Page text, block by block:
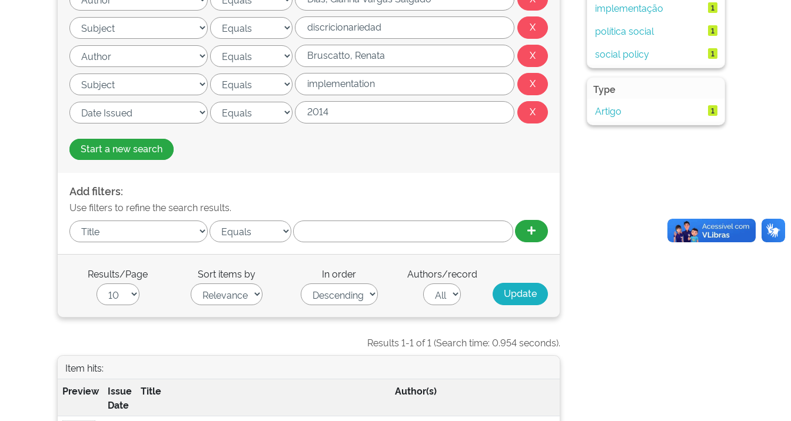
Start a new search
Add filters:
Use filters to refine the search results.
Results/Page Sort items by In order Authors/record
Results 1-1 of 1 (Search time: 0.954 seconds).
Item hits:
Preview
Issue
Date
Title Author(s)
implementação 1
política social 1
social policy 1
Type
Artigo
1